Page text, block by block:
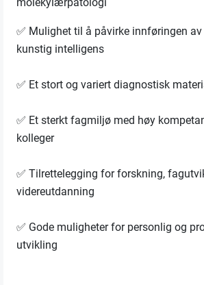
molekylærpatologi
✅ Mulighet til å påvirke innføringen
kunstig intelligens
✅ Et stort og variert diagnostisk
✅ Et sterkt fagmiljø med høy
kolleger
✅ Tilrettelegging for forskning,
videreutdanning
✅ Gode muligheter for personlig og
utvikling